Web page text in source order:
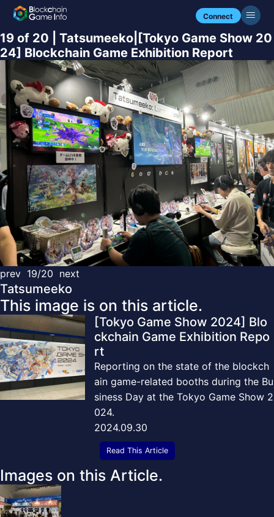
Connect
19 of 20 | Tatsumeeko|[Tokyo Game Show 20
24] Blockchain Game Exhibition Report
prev 19/20 next
Tatsumeeko
This image is on this article.
[Tokyo Game Show 2024] Blo
ckchain Game Exhibition Repo
rt
Reporting on the state of the blockch
ain game-related booths during the Bu
siness Day at the Tokyo Game Show 2
024.
2024.09.30
Read This Article
Images on this Article.